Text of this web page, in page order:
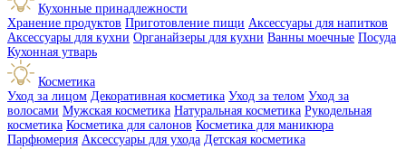
Кухонные принадлежности
Хранение продуктов Приготовление пищи Аксессуары для напитков
Аксессуары для кухни Органайзеры для кухни Ванны моечные Посуда
Кухонная утварь
Косметика
Уход за лицом Декоративная косметика Уход за телом Уход за
волосами Мужская косметика Натуральная косметика Рукодельная
косметика Косметика для салонов Косметика для маникюра
Парфюмерия Аксессуары для ухода Детская косметика